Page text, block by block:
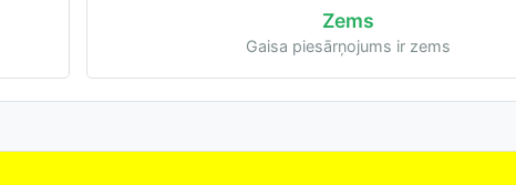
Zems
Gaisa piesārņojums ir zems